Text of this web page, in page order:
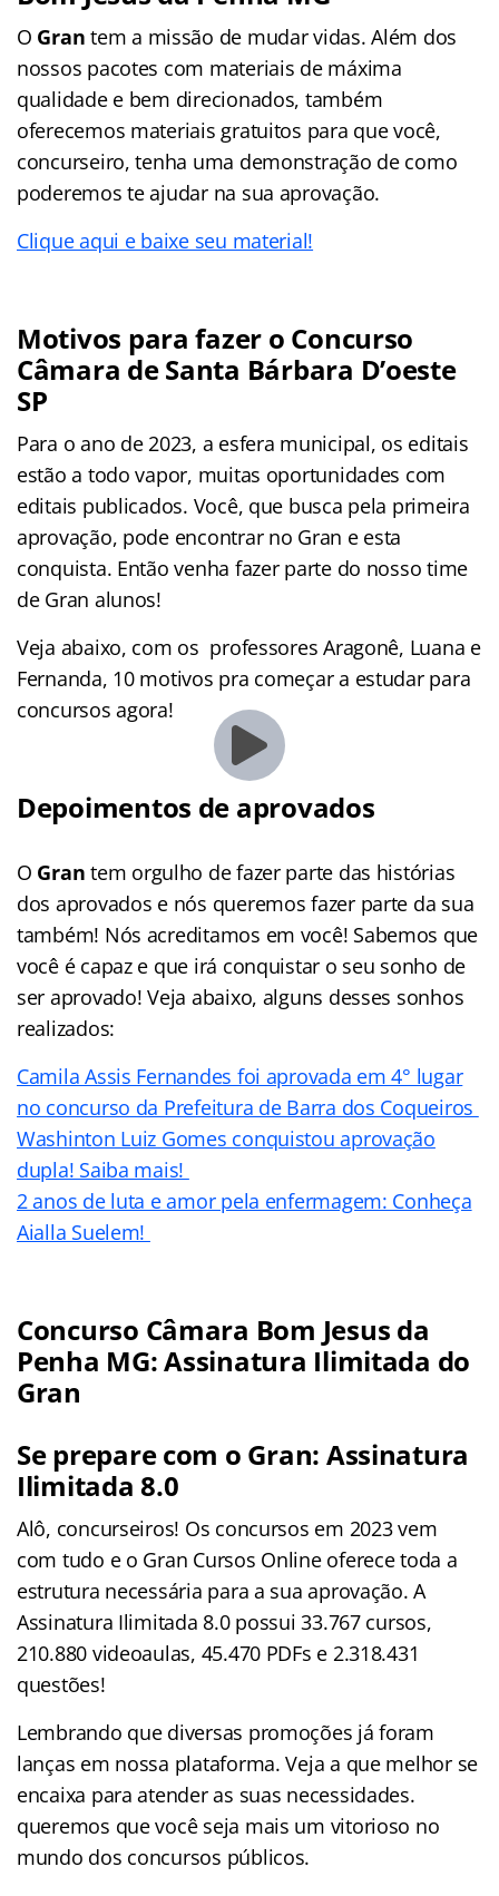
O Grantem a missão de mudar vidas. Além dos
nossos pacotes com materiais de máxima
qualidade e bem direcionados, também
oferecemos materiais gratuitos para que você,
concurseiro, tenha uma demonstração de como
poderemos te ajudar na sua aprovação.
Clique aqui e baixe seu material!
Motivos para fazer o Concurso
Câmara de Santa Bárbara D’oeste
SP
Para o ano de 2023, a esfera municipal, os editais
estão a todo vapor, muitas oportunidades com
editais publicados. Você, que busca pela primeira
aprovação, pode encontrar no Gran e esta
conquista. Então venha fazer parte do nosso time
de Gran alunos!
Veja abaixo, com os professores Aragonê, Luana e
Fernanda, 10 motivos pra começar a estudar para
concursos agora!
Depoimentos de aprovados
O Gran tem orgulho de fazer parte das histórias
dos aprovados e nós queremos fazer parte da sua
também! Nós acreditamos em você! Sabemos que
você é capaz e que irá conquistar o seu sonho de
ser aprovado! Veja abaixo, alguns desses sonhos
realizados:
Camila Assis Fernandes foi aprovada em 4° lugar
no concurso da Prefeitura de Barra dos Coqueiros
Washinton Luiz Gomes conquistou aprovação
dupla! Saiba mais!
2 anos de luta e amor pela enfermagem: Conheça
Aialla Suelem!
Concurso Câmara Bom Jesus da
Penha MG: Assinatura Ilimitada do
Gran
Se prepare com o Gran: Assinatura
Ilimitada 8.0
Alô, concurseiros! Os concursos em 2023 vem
com tudo e o Gran Cursos Online oferece toda a
estrutura necessária para a sua aprovação. A
Assinatura Ilimitada 8.0 possui 33.767 cursos,
210.880 videoaulas, 45.470 PDFs e 2.318.431
questões!
Lembrando que diversas promoções já foram
lanças em nossa plataforma. Veja a que melhor se
encaixa para atender as suas necessidades.
queremos que você seja mais um vitorioso no
mundo dos concursos públicos.